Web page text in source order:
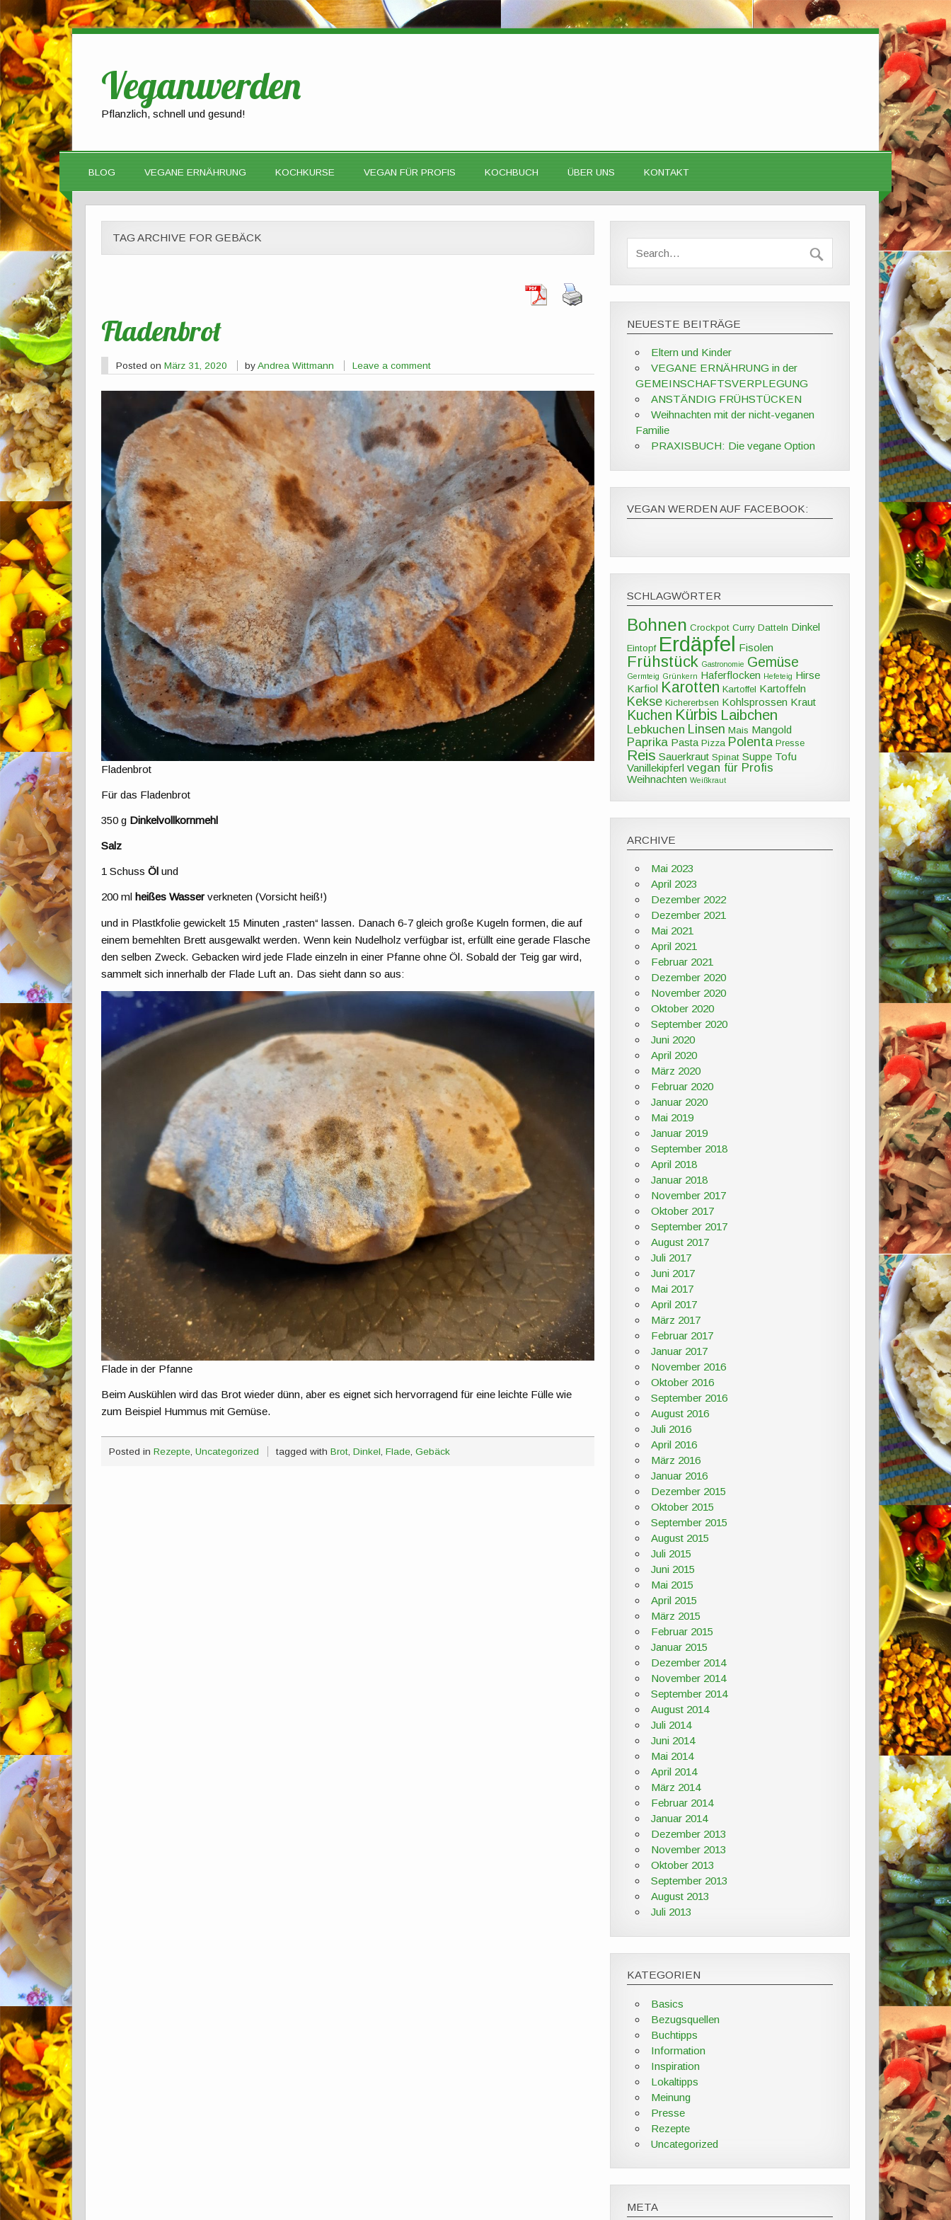
Veganwerden
Pflanzlich, schnell und gesund!
BLOG VEGANE ERNÄHRUNG KOCHKURSE VEGAN FÜR PROFIS KOCHBUCH ÜBER UNS KONTAKT
TAG ARCHIVE FOR GEBÄCK
Fladenbrot
Posted on März 31, 2020 byAndrea Wittmann Leave a comment
Fladenbrot
Für das Fladenbrot
350 g Dinkelvollkornmehl
Salz
1 Schuss Ölund
200 mlheißes Wasserverkneten (Vorsicht heiß!)
und in Plastkfolie gewickelt 15 Minuten „rasten“ lassen. Danach 6-7 gleich große Kugeln formen, die auf
einem bemehlten Brett ausgewalkt werden. Wenn kein Nudelholz verfügbar ist, erfüllt eine gerade Flasche
den selben Zweck. Gebacken wird jede Flade einzeln in einer Pfanne ohne Öl. Sobald der Teig gar wird,
sammelt sich innerhalb der Flade Luft an. Das sieht dann so aus:
Flade in der Pfanne
Beim Auskühlen wird das Brot wieder dünn, aber es eignet sich hervorragend für eine leichte Fülle wie
zum Beispiel Hummus mit Gemüse.
Posted in Rezepte, Uncategorized tagged withBrot,Dinkel,Flade,Gebäck
NEUESTE BEITRÄGE
Eltern und Kinder
VEGANE ERNÄHRUNG in der
GEMEINSCHAFTSVERPLEGUNG
ANSTÄNDIG FRÜHSTÜCKEN
Weihnachten mit der nicht-veganen
Familie
PRAXISBUCH: Die vegane Option
VEGAN WERDEN AUF FACEBOOK:
SCHLAGWÖRTER
Bohnen Crockpot Curry Datteln Dinkel
Eintopf Erdäpfel Fisolen
Frühstück Gastronomie Gemüse
Germteig Grünkern Haferflocken Hefeteig Hirse
Karfiol Karotten Kartoffel Kartoffeln
Kekse Kichererbsen Kohlsprossen Kraut
Kuchen Kürbis Laibchen
Lebkuchen Linsen Mais Mangold
Paprika Pasta Pizza Polenta Presse
Reis Sauerkraut Spinat Suppe Tofu
Vanillekipferl vegan für Profis
Weihnachten Weißkraut
ARCHIVE
Mai 2023
April 2023
Dezember 2022
Dezember 2021
Mai 2021
April 2021
Februar 2021
Dezember 2020
November 2020
Oktober 2020
September 2020
Juni 2020
April 2020
März 2020
Februar 2020
Januar 2020
Mai 2019
Januar 2019
September 2018
April 2018
Januar 2018
November 2017
Oktober 2017
September 2017
August 2017
Juli 2017
Juni 2017
Mai 2017
April 2017
März 2017
Februar 2017
Januar 2017
November 2016
Oktober 2016
September 2016
August 2016
Juli 2016
April 2016
März 2016
Januar 2016
Dezember 2015
Oktober 2015
September 2015
August 2015
Juli 2015
Juni 2015
Mai 2015
April 2015
März 2015
Februar 2015
Januar 2015
Dezember 2014
November 2014
September 2014
August 2014
Juli 2014
Juni 2014
Mai 2014
April 2014
März 2014
Februar 2014
Januar 2014
Dezember 2013
November 2013
Oktober 2013
September 2013
August 2013
Juli 2013
KATEGORIEN
Basics
Bezugsquellen
Buchtipps
Information
Inspiration
Lokaltipps
Meinung
Presse
Rezepte
Uncategorized
META